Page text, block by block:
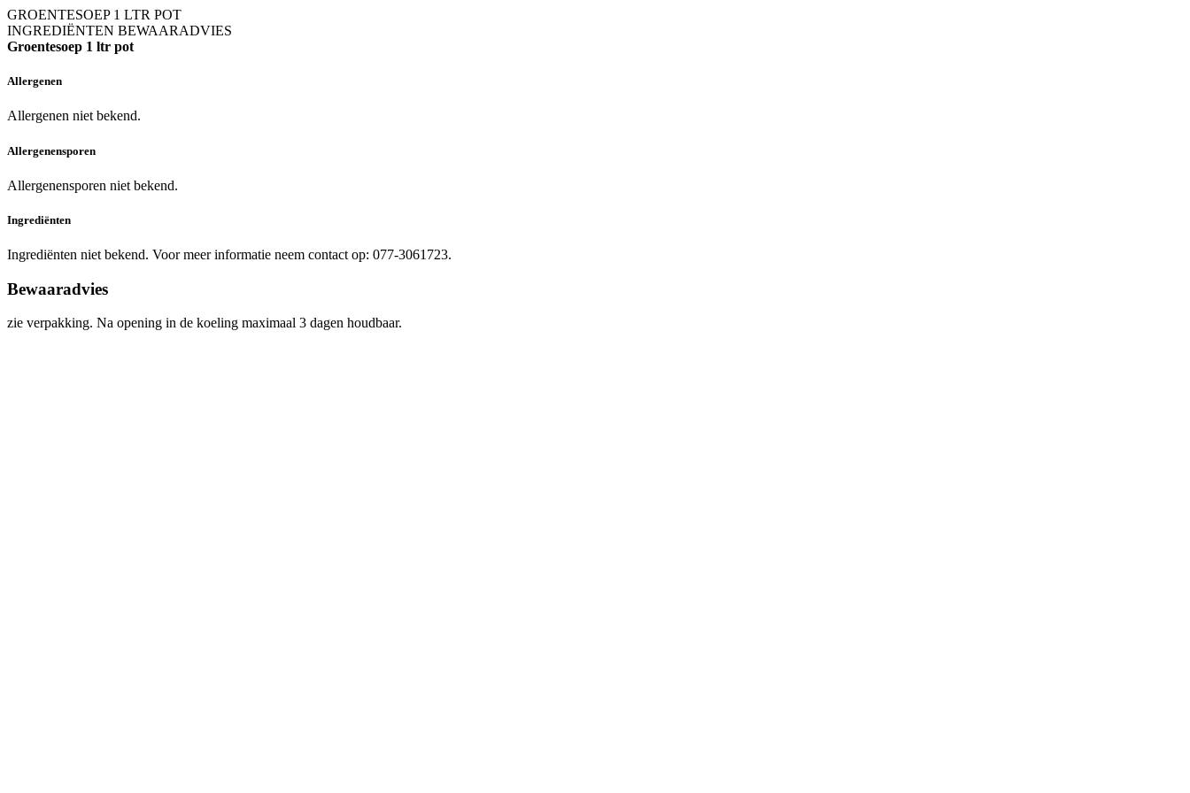
GROENTESOEP 1 LTR POT
INGREDIËNTEN BEWAARADVIES
Groentesoep 1 ltr pot
Allergenen
Allergenen niet bekend.
Allergenensporen
Allergenensporen niet bekend.
Ingrediënten
Ingrediënten niet bekend. Voor meer informatie neem contact op: 077-3061723.
Bewaaradvies
zie verpakking. Na opening in de koeling maximaal 3 dagen houdbaar.